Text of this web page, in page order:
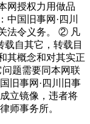
网授权力用做品
国旧事网·四川
法令义务。 ② 凡
自其它，转载目
其概念和对其实正
题需要同本网联
旧事网·四川旧事
立镜像，违者将
师事务所。